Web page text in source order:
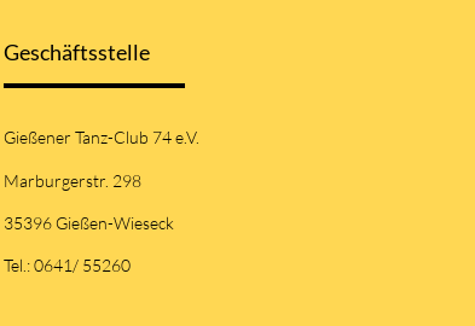
Geschäftsstelle
Gießener Tanz-Club 74 e.V.
Marburgerstr. 298
35396 Gießen-Wieseck
Tel.: 0641/ 55260